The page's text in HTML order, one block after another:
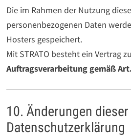
Die im Rahmen der Nutzung
personenbezogenen Daten
Hosters gespeichert.
Mit STRATO besteht ein Vertrag
Auftragsverarbeitung gemäß Art.
10. Änderungen dieser
Datenschutzerklärung